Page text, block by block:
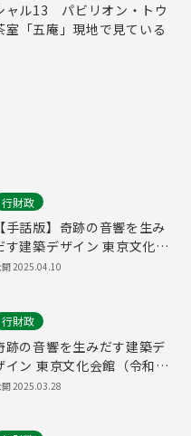
ル13 パビリオン・トウ
「五庵」現地で見ている
行財政
【手話版】奇跡の音響を生み
す建築デザイン 東京文化会
（令和7年3月28日 東京デイ
2025.04.10
行財政
跡の音響を生みだす建築デ
イン 東京文化会館（令和7
3月28日 東京デイリーニュ
2025.03.28